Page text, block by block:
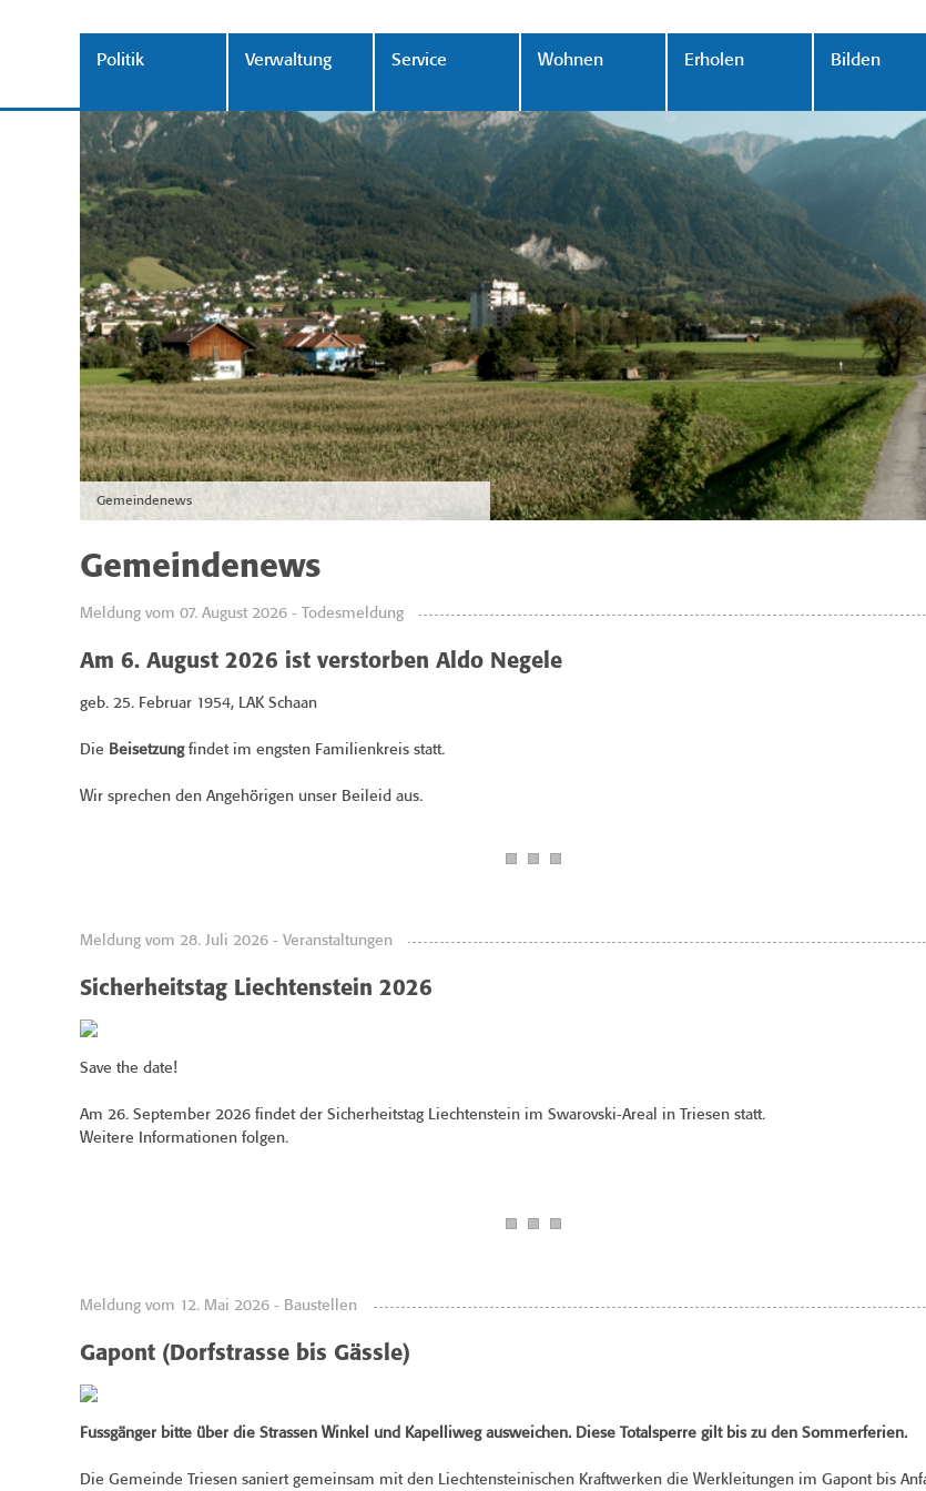
Politik Verwaltung Service Wohnen Erholen Bilden
Gemeindenews
Gemeindenews
Meldung vom 07. August 2026 - Todesmeldung
Am 6. August 2026 ist verstorben Aldo Negele
geb. 25. Februar 1954, LAK Schaan
Die Beisetzungfindet im engsten Familienkreis statt.
Wir sprechen den Angehörigen unser Beileid aus.
Meldung vom 28. Juli 2026 - Veranstaltungen
Sicherheitstag Liechtenstein 2026
Save the date!
Am 26. September 2026 findet der Sicherheitstag Liechtenstein im Swarovski-Areal in Triesen statt.
Weitere Informationen folgen.
Meldung vom 12. Mai 2026 - Baustellen
Gapont (Dorfstrasse bis Gässle)
Fussgänger bitte über die Strassen Winkel und Kapelliweg ausweichen. Diese Totalsperre gilt bis zu den Sommerferien.
Die Gemeinde Triesen saniert gemeinsam mit den Liechtensteinischen Kraftwerken die Werkleitungen im Gapont bis